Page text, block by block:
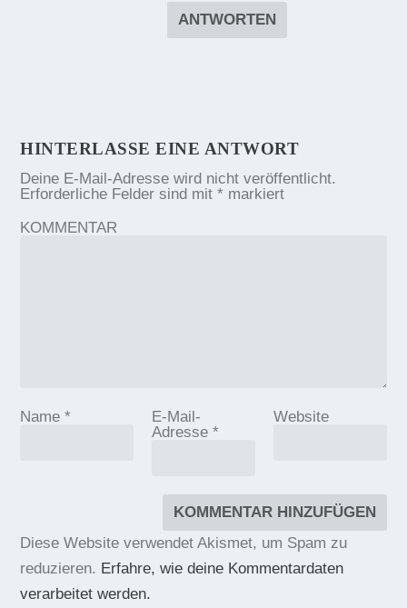
ANTWORTEN
HINTERLASSE EINE ANTWORT
Deine E-Mail-Adresse wird nicht veröffentlicht.
Erforderliche Felder sind mit* markiert
KOMMENTAR
Name*
E-Mail-
Adresse *
Website
Diese Website verwendet Akismet, um Spam zu
reduzieren. Erfahre, wie deine Kommentardaten
verarbeitet werden.